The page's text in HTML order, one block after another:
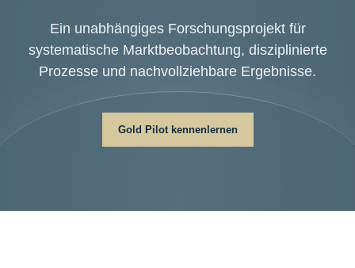
Ein unabhängiges Forschungsprojekt für
systematische Marktbeobachtung, disziplinierte
Prozesse und nachvollziehbare Ergebnisse.
Gold Pilot kennenlernen